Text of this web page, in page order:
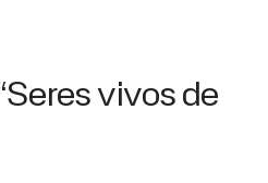
vivos de